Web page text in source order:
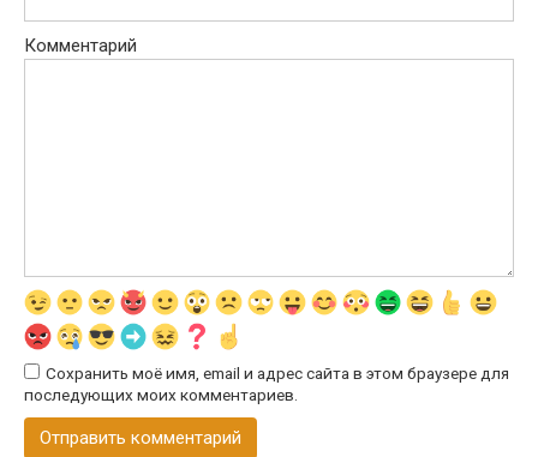
Комментарий
Сохранить моё имя, email и адрес сайта в этом браузере для
последующих моих комментариев.